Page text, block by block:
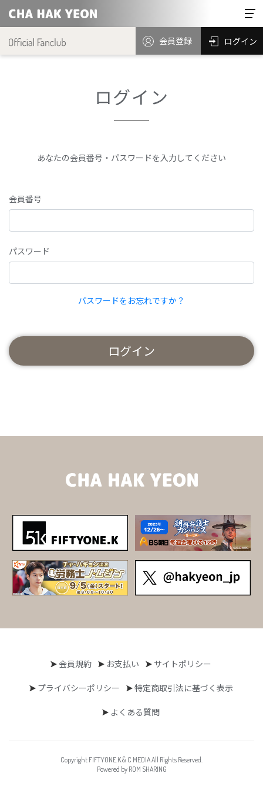
会員登録 ログイン
ログイン
あなたの会員番号・パスワードを入力してください
会員番号
パスワード
パスワードをお忘れですか？
ログイン
会員規約 お支払い サイトポリシー
プライバシーポリシー 特定商取引法に基づく表示
よくある質問
Copyright FIFTYONE.K & C MEDIA All Rights Reserved.
Powered by ROM SHARING